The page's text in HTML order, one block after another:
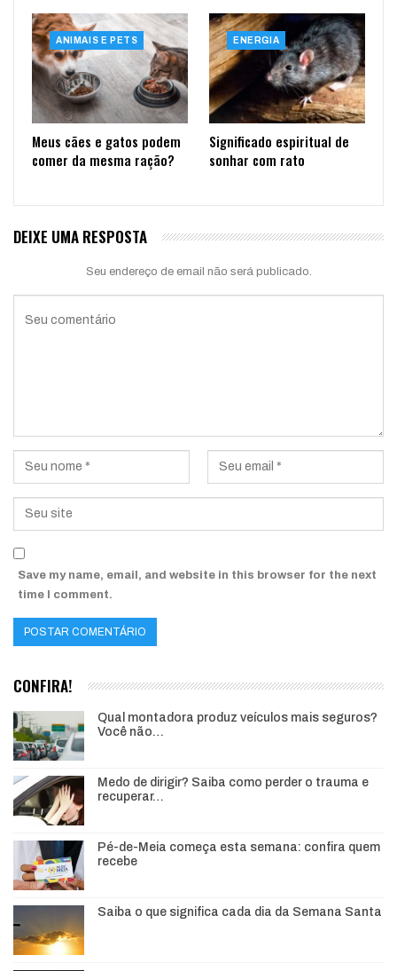
ANIMAIS E PETS
Meus cães e gatos podem
comer da mesma ração?
ENERGIA
Significado espiritual de
sonhar com rato
DEIXE UMA RESPOSTA
Seu endereço de email não será publicado.
Save my name, email, and website in this browser for the next
time I comment.
CONFIRA!
Qual montadora produz veículos mais seguros?
Você não…
Medo de dirigir? Saiba como perder o trauma e
recuperar…
Pé-de-Meia começa esta semana: confira quem
recebe
Saiba o que significa cada dia da Semana Santa